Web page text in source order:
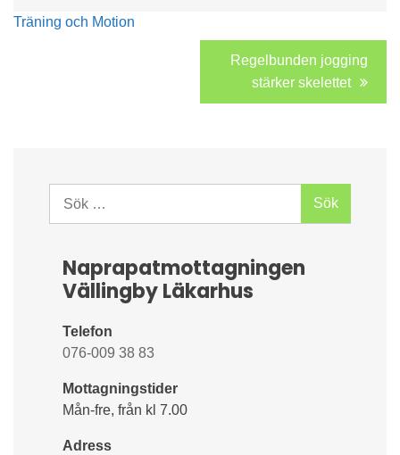
Träning och Motion
Regelbunden jogging
stärker skelettet
Naprapatmottagningen
Vällingby Läkarhus
Telefon
076-009 38 83
Mottagningstider
Mån-fre, från kl 7.00
Adress